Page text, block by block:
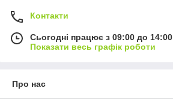
Контакти
Сьогодні працює з 09:00 до 14:00
Показати весь графік роботи
Про нас